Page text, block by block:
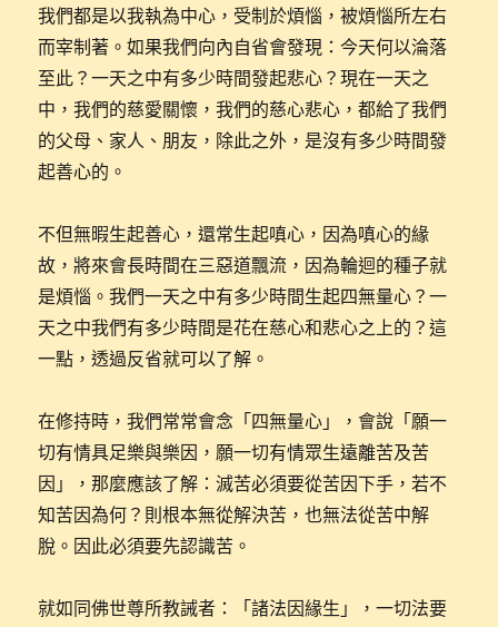
我們都是以我執為中心，受制於煩惱，被煩惱所左右
而宰制著。如果我們向內自省會發現：今天何以淪落
至此？一天之中有多少時間發起悲心？現在一天之
中，我們的慈愛關懷，我們的慈心悲心，都給了我們
的父母、家人、朋友，除此之外，是沒有多少時間發
起善心的。
不但無暇生起善心，還常生起嗔心，因為嗔心的緣
故，將來會長時間在三惡道飄流，因為輪迴的種子就
是煩惱。我們一天之中有多少時間生起四無量心？一
天之中我們有多少時間是花在慈心和悲心之上的？這
一點，透過反省就可以了解。
在修持時，我們常常會念「四無量心」，會說「願一
切有情具足樂與樂因，願一切有情眾生遠離苦及苦
因」，那麼應該了解：滅苦必須要從苦因下手，若不
知苦因為何？則根本無從解決苦，也無法從苦中解
脫。因此必須要先認識苦。
就如同佛世尊所教誡者：「諸法因緣生」，一切法要